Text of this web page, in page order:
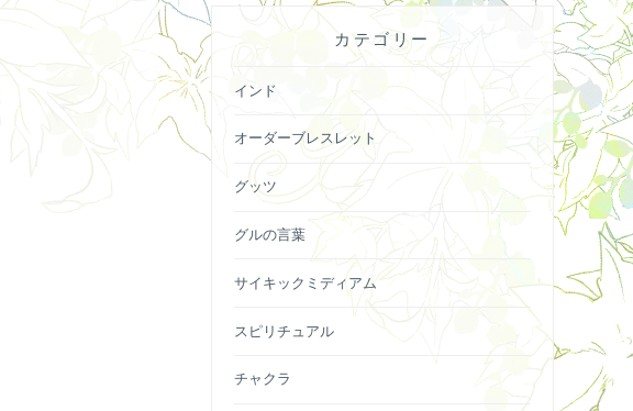
カテゴリー
インド
オーダーブレスレット
グッツ
グルの言葉
サイキックミディアム
スピリチュアル
チャクラ